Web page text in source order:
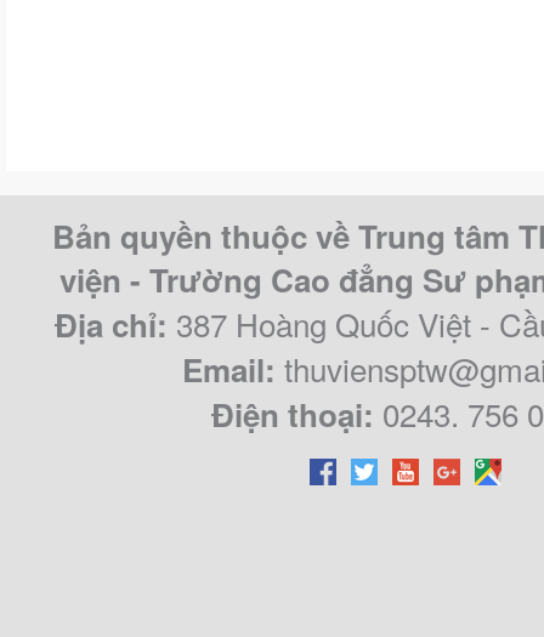
Bản quyền thuộc về Trung tâm
viện - Trường Cao đẳng Sư
Địa chỉ: 387 Hoàng Quốc Việt -
Email:
Điện thoại: 0243. 756